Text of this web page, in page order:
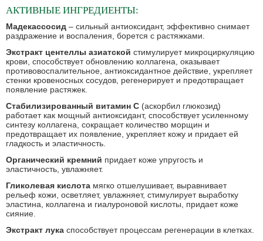
АКТИВНЫЕ ИНГРЕДИЕНТЫ:
Мадекассосид – сильный антиоксидант, эффективно снимает
раздражение и воспаления, борется с растяжками.
Экстракт центеллы азиатской стимулирует микроциркуляцию
крови, способствует обновлению коллагена, оказывает
противовоспалительное, антиоксидантное действие, укрепляет
стенки кровеносных сосудов, регенерирует и предотвращает
появление растяжек.
Стабилизированный витамин С (аскорбил глюкозид)
работает как мощный антиоксидант, способствует усиленному
синтезу коллагена, сокращает количество морщин и
предотвращает их появление, укрепляет кожу и придает ей
гладкость и эластичность.
Органический кремний придает коже упругость и
эластичность, увлажняет.
Гликолевая кислота мягко отшелушивает, выравнивает
рельеф кожи, осветляет, увлажняет, стимулирует выработку
эластина, коллагена и гиалуроновой кислоты, придает коже
сияние.
Экстракт лука способствует процессам регенерации в клетках.